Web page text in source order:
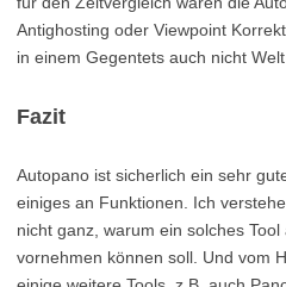
Antighosting oder Viewpoint
in einem Gegentets auch nicht
Fazit
Autopano ist sicherlich ein sehr
einiges an Funktionen. Ich
nicht ganz, warum ein solches
vornehmen können soll. Und vom